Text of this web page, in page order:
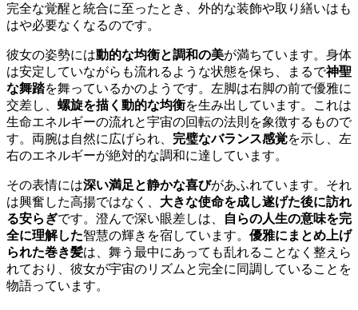
完全な覚醒と統合に至ったとき、外的な装飾や取り繕いはも
はや必要なくなるのです。
彼女の姿勢には動的な均衡と調和の美が満ちています。身体
は安定していながらも流れるような状態を保ち、まるで神聖
な舞踏を舞っているかのようです。左脚は右脚の前で優雅に
交差し、 螺旋を描く動的な均衡を生み出しています。これは
生命エネルギーの流れと宇宙の回転の法則を象徴するもので
す。両腕は自然に広げられ、 完璧なバランス感覚を示し、左
右のエネルギーが絶対的な調和に達しています。
その表情には深い満足と静かな喜びがあふれています。それ
は興奮した高揚ではなく、 大きな使命を成し遂げた後に訪れ
る安らぎです。澄んで深い眼差しは、
自らの人生の意味を完
全に理解した智慧の輝きを宿しています。 優雅にまとめ上げ
られた巻き髪は、舞う最中にあっても乱れることなく整えら
れており、彼女が宇宙のリズムと完全に同調していることを
物語っています。